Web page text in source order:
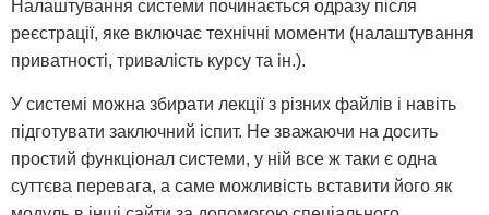
Налаштування системи починається одразу після
реєстрації, яке включає технічні моменти (налаштування
приватності, тривалість курсу та ін.).
У системі можна збирати лекції з різних файлів і навіть
підготувати заключний іспит. Не зважаючи на досить
простий функціонал системи, у ній все ж таки є одна
суттєва перевага, а саме можливість вставити його як